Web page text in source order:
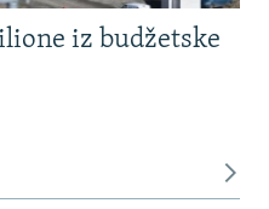
iz budžetske